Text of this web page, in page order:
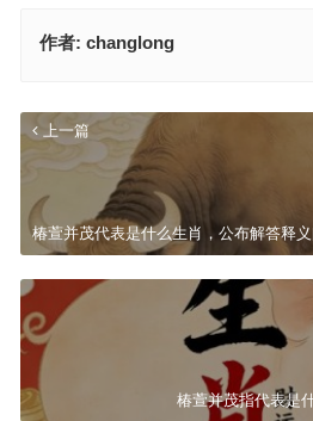
作者: changlong
上一篇
椿萱并茂代表是什么生肖，公布解答释
椿萱并茂指代表是